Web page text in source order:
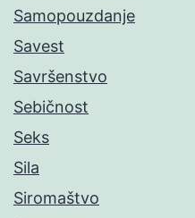
Samopouzdanje
Savest
Savršenstvo
Sebičnost
Seks
Sila
Siromaštvo